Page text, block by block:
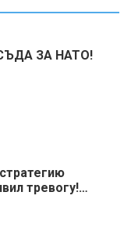
ЗА НАТО!
тревогу!…